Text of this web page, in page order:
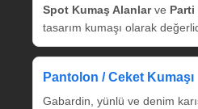
Spot Kumaş Alanlarve Parti
tasarım kumaşı olarak
Pantolon / Ceket Kumaşı
Gabardin, yünlü ve denim